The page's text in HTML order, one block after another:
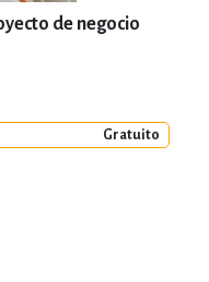
de negocio
Gratuito